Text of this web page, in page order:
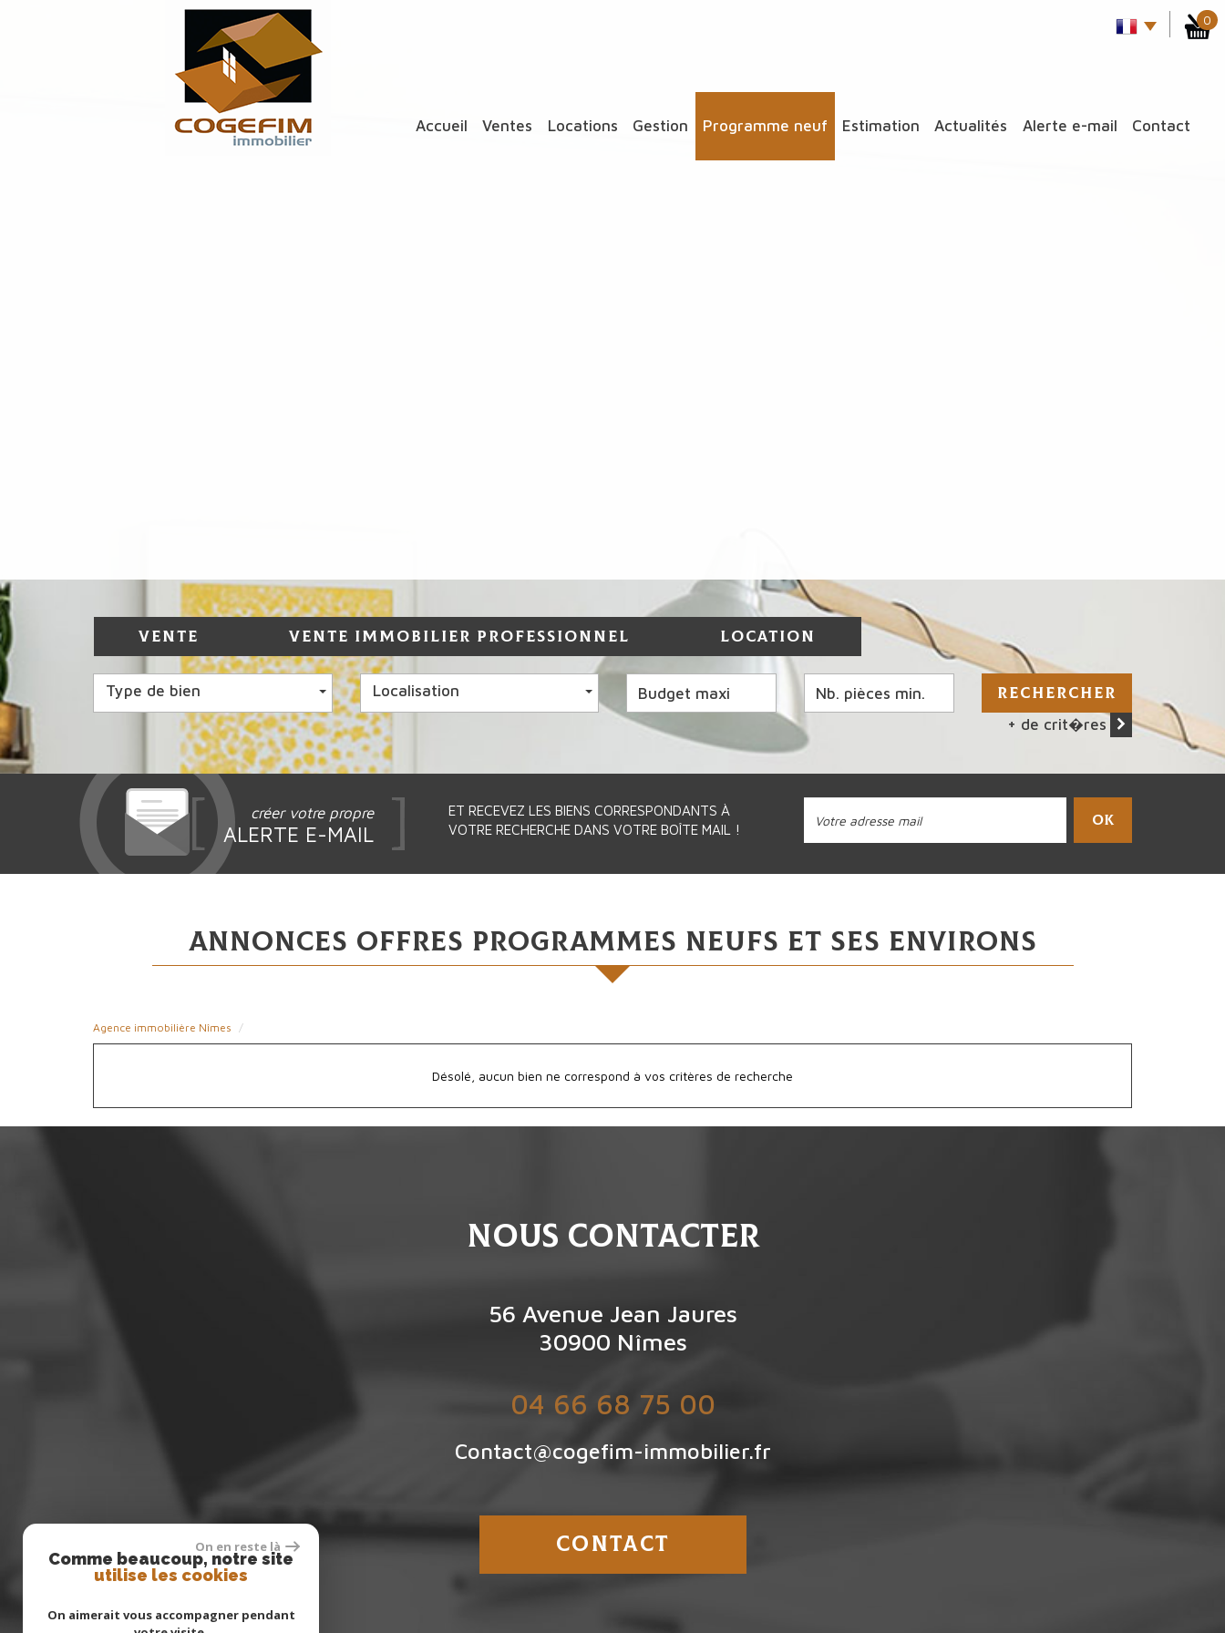
0
accueil ventes locations gestion programme neuf estimation actualités alerte e-mail contact
VENTE VENTE IMMOBILIER PROFESSIONNEL LOCATION
Type de bien Localisation RECHERCHER
+ de crit�res
créer votre propre
ALERTE E-MAIL
ET RECEVEZ LES BIENS CORRESPONDANTS À
VOTRE RECHERCHE DANS VOTRE BOÎTE MAIL !
OK
Annonces offres programmes neufs et ses environs
Agence immobilière Nîmes
Désolé, aucun bien ne correspond à vos critères de recherche
Nous contacter
56 Avenue Jean Jaures
30900 Nîmes
04 66 68 75 00
Contact@cogefim-immobilier.fr
CONTACT
On en reste là
Comme beaucoup, notre site
utilise les cookies
On aimerait vous accompagner pendant